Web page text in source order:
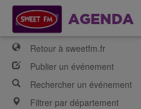
AGENDA
Retour à sweetfm.fr
Publier un événement
Rechercher un événement
Filtrer par département